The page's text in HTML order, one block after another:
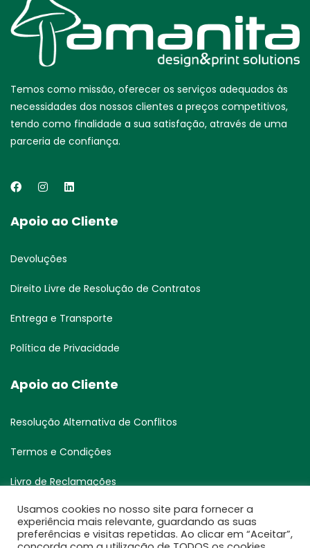
Temos como missão, oferecer os serviços adequados às
necessidades dos nossos clientes a preços competitivos,
tendo como finalidade a sua satisfação, através de uma
parceria de confiança.
Apoio ao Cliente
Devoluções
Direito Livre de Resolução de Contratos
Entrega e Transporte
Política de Privacidade
Apoio ao Cliente
Resolução Alternativa de Conflitos
Termos e Condições
Livro de Reclamações
Resolução Alternativa de Litígios
Usamos cookies no nosso site para fornecer a
experiência mais relevante, guardando as suas
preferências e visitas repetidas. Ao clicar em “Aceitar”,